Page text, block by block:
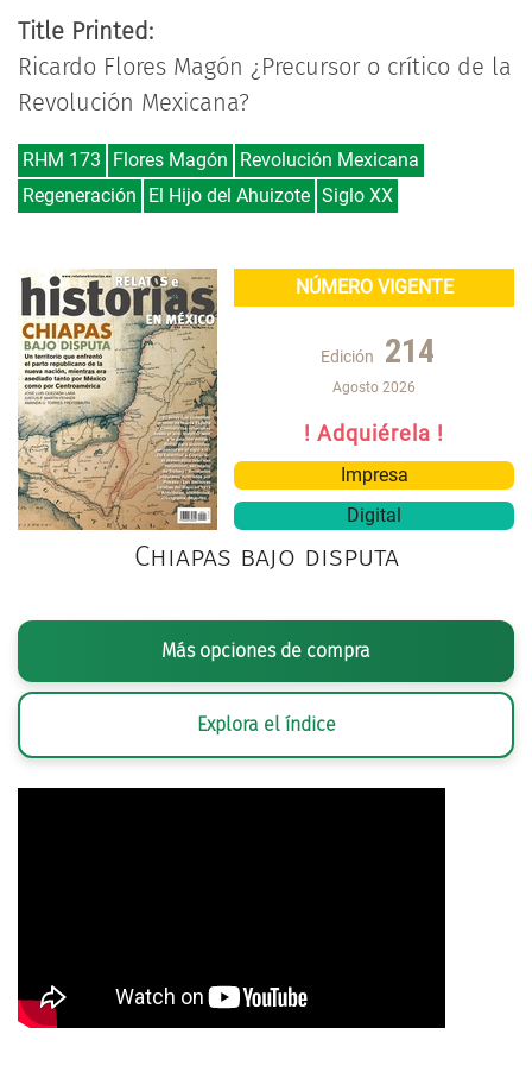
Title Printed:
Ricardo Flores Magón ¿Precursor o crítico de la
Revolución Mexicana?
RHM 173 Flores Magón
Revolución Mexicana
Regeneración
El Hijo del Ahuizote Siglo XX
NÚMERO VIGENTE
Edición 214
Agosto 2026
! Adquiérela !
Impresa
Digital
Chiapas bajo disputa
Más opciones de compra
Explora el índice